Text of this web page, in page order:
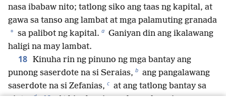
nasa ibabaw nito; tatlong siko ang taas ng kapital, at
gawa sa tanso ang lambat at mga palamuting granada
* sa palibot ng kapital. a Ganiyan din ang ikalawang
haligi na may lambat.
18 Kinuha rin ng pinuno ng mga bantay ang
punong saserdote na si Seraias, b ang pangalawang
saserdote na si Zefanias, c at ang tatlong bantay sa
pinto. d 19 At kinuha niya sa lunsod ang isang